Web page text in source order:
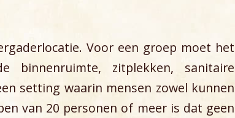
Voor een groep moet het
binnenruimte, zitplekken, sanitaire
setting waarin mensen zowel kunnen
van 20 personen of meer is dat geen